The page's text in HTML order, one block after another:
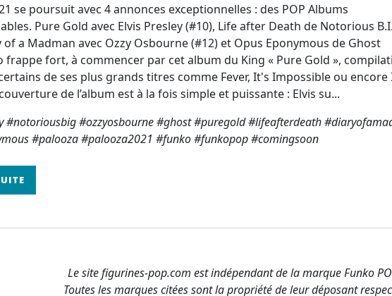
se poursuit avec 4 annonces exceptionnelles : des POP Albums
Pure Gold avec Elvis Presley (#10), Life after Death de Notorious
of a Madman avec Ozzy Osbourne (#12) et Opus Eponymous de Ghost
frappe fort, à commencer par cet album du King « Pure Gold »,
de ses plus grands titres comme Fever, It's Impossible ou encore
de l’album est à la fois simple et puissante : Elvis su...
#notoriousbig #ozzyosbourne #ghost #puregold #lifeafterdeath
#palooza #palooza2021 #funko #funkopop #comingsoon
Le site figurines-pop.com est indépendant de la marque Funko
Toutes les marques citées sont la propriété de leur déposant